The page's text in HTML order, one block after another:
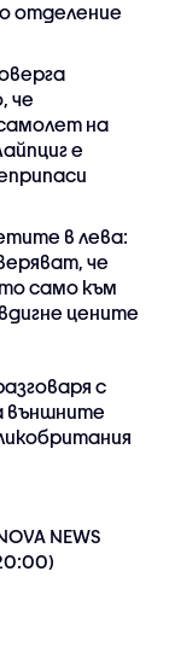
отделение
че
на
е
в лева:
че
само към
цените
с
външните
NEWS